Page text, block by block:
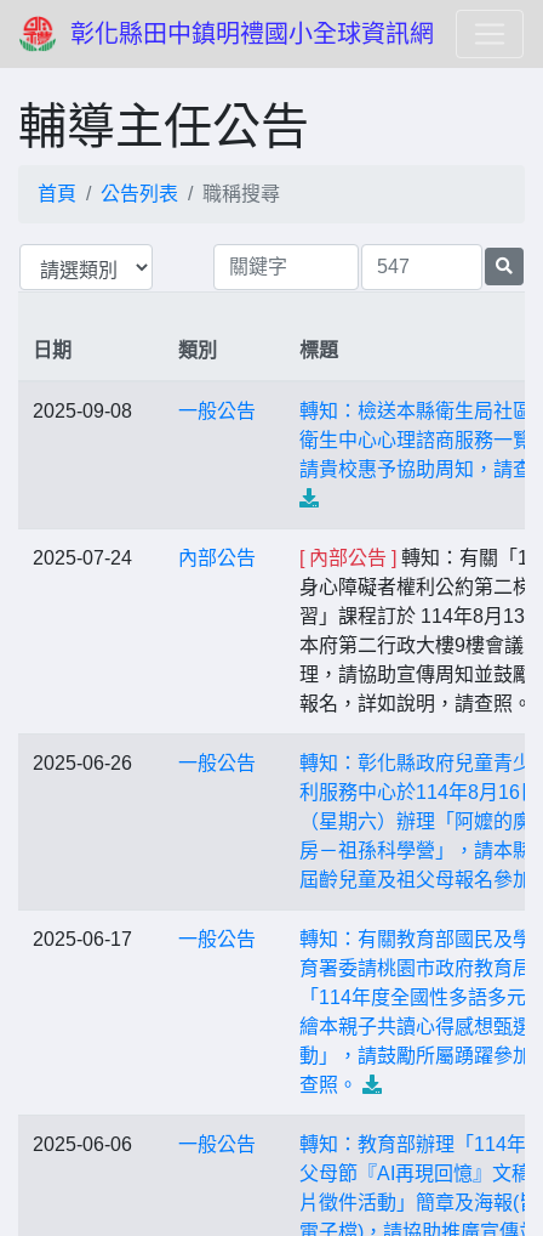
彰化縣田中鎮明禮國小全球資訊網
輔導主任公告
首頁 公告列表 職稱搜尋
日期 類別 標題
2025-09-08 一般公告
轉知：檢送本縣衛生局社區
衛生中心心理諮商服務一覽
請貴校惠予協助周知，請查
2025-07-24 內部公告 [ 內部公告 ] 轉知：有關「
身心障礙者權利公約第二梯
習」課程訂於 114年8月13
本府第二行政大樓9樓會議
理，請協助宣傳周知並鼓勵
報名，詳如說明，請查照。
2025-06-26 一般公告
轉知：彰化縣政府兒童青少
利服務中心於114年8月16日
（星期六）辦理「阿嬤的魔
房－祖孫科學營」，請本縣
屆齡兒童及祖父母報名參加
2025-06-17 一般公告
轉知：有關教育部國民及學
育署委請桃園市政府教育局
「114年度全國性多語多元
繪本親子共讀心得感想甄選
動」，請鼓勵所屬踴躍參加
查照。
2025-06-06 一般公告
轉知：教育部辦理「114年
父母節『AI再現回憶』文稿
片徵件活動」簡章及海報(皆
電子檔)，請協助推廣宣傳並